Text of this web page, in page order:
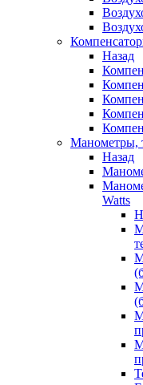
Назад
Манометры,
Назад
Watts